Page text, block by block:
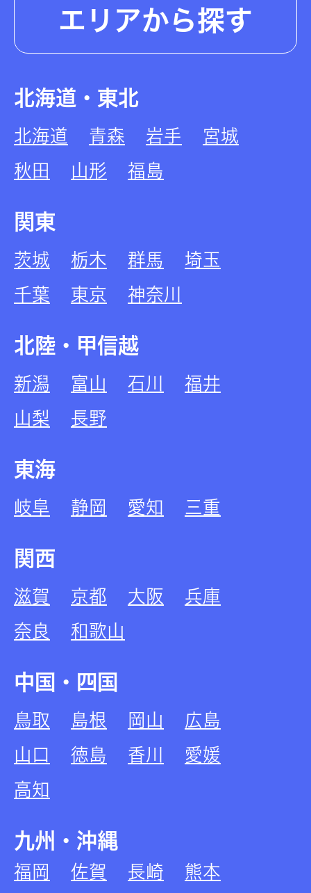
エリアから探す
北海道・東北
北海道 青森 岩手
宮城
秋田
山形 福島
関東
茨城 栃木 群馬
埼玉
千葉
東京 神奈川
北陸・甲信越
新潟 富山 石川
福井
山梨
長野
東海
岐阜 静岡 愛知 三重
関西
滋賀 京都 大阪
兵庫
奈良
和歌山
中国・四国
鳥取 島根 岡山
広島
山口
徳島 香川
愛媛
高知
九州・沖縄
福岡 佐賀 長崎 熊本